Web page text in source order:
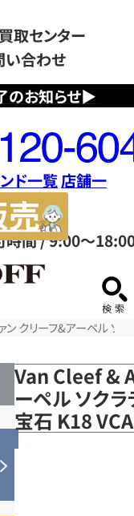
のお知らせ▶
取センター
い合わせ
時間 / 9:00～
ド一覧店舗一
サ
クリーフ&アーペル ソ
Van Cleef &
ーペル ソクラ
宝石 K18